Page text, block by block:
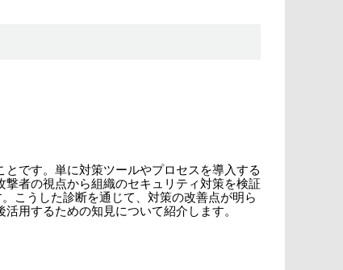
です。単に対策ツールやプロセスを導入する
者の視点から組織のセキュリティ対策を検証
こうした診断を通じて、対策の改善点が明ら
用するための知見について紹介します。